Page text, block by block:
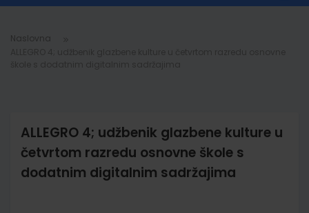
Naslovna
ALLEGRO 4; udžbenik glazbene kulture u
četvrtom razredu osnovne škole s
dodatnim digitalnim sadržajima